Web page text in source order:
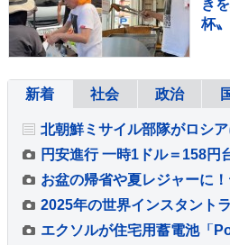
き
杯
新着 社会 政治